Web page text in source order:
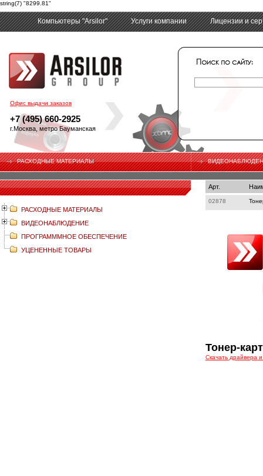
string(7) "8299.81"
Офис выдачи заказов
+7 (495) 660-2925
г.Москва, метро Бауманская
Компьютеры "Arsilor" Услуги компании Лицензии и
РАСХОДНЫЕ МАТЕРИАЛЫ
РАСХОДНЫЕ МАТЕРИАЛЫ
ВИДЕОНАБЛЮДЕНИЕ
ПРОГРАМММНОЕ ОБЕСПЕЧЕНИЕ
УЦЕНЕННЫЕ ТОВАРЫ
Арт.
02878
Тонер-
Скачать драйвера